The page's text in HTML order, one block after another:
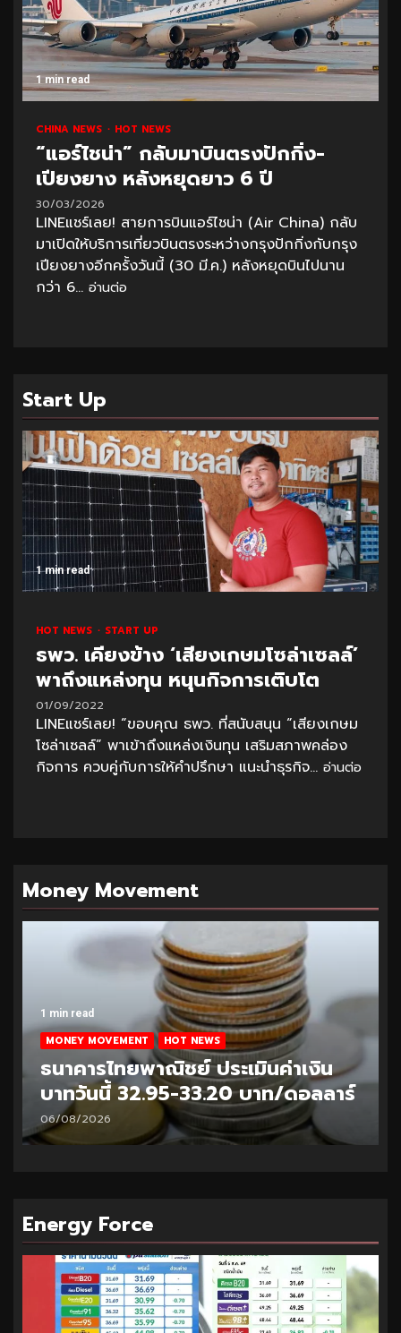
1 min read
CHINA NEWS HOT NEWS
“แอร์ไชน่า” กลับมาบินตรงปักกิ่ง-
เปียงยาง หลังหยุดยาว 6 ปี
30/03/2026
LINEแชร์เลย! สายการบินแอร์ไชน่า (Air China) กลับ
มาเปิดให้บริการเที่ยวบินตรงระหว่างกรุงปักกิ่งกับกรุง
เปียงยางอีกครั้งวันนี้ (30 มี.ค.) หลังหยุดบินไปนาน
กว่า 6... อ่านต่อ
Start Up
1 min read
HOT NEWS START UP
ธพว. เคียงข้าง ‘เสียงเกษมโซล่าเซลล์’
พาถึงแหล่งทุน หนุนกิจการเติบโต
01/09/2022
LINEแชร์เลย! “ขอบคุณ ธพว. ที่สนับสนุน “เสียงเกษม
โซล่าเซลล์” พาเข้าถึงแหล่งเงินทุน เสริมสภาพคล่อง
กิจการ ควบคู่กับการให้คำปรึกษา แนะนำธุรกิจ... อ่านต่อ
Money Movement
1 min read
MONEY MOVEMENT HOT NEWS
ธนาคารไทยพาณิชย์ ประเมินค่าเงิน
บาทวันนี้ 32.95-33.20 บาท/ดอลลาร์
06/08/2026
Energy Force